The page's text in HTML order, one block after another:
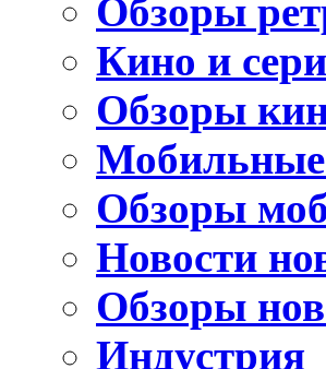
Обзоры
Кино и
Обзоры
Обзоры
Новости
Обзоры
Индустрия